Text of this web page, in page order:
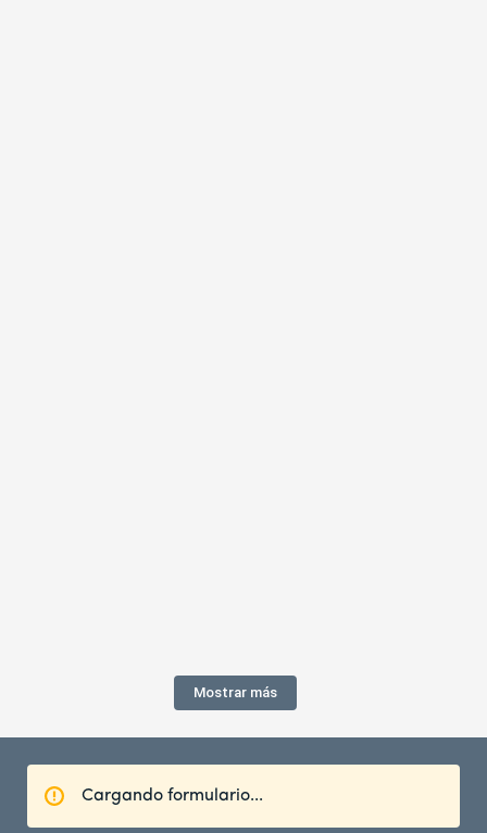
Mostrar más
Cargando formulario...